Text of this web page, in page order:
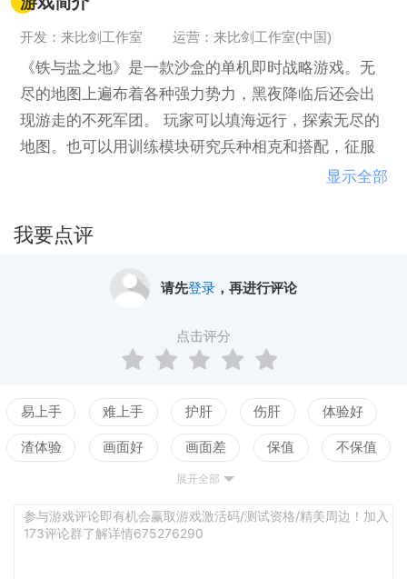
开发：来比剑工作室 运营：来比剑工作室(中国)
《铁与盐之地》是一款沙盒的单机即时战略游戏。无
尽的地图上遍布着各种强力势力，黑夜降临后还会出
现游走的不死军团。 玩家可以填海远行，探索无尽的
地图。也可以用训练模块研究兵种相克和搭配，征服
各种势力，歼灭黑暗中的不死军团，完成各种成就。
显示全部
我要点评
请先登录，再进行评论
点击评分
易上手 难上手 护肝 伤肝 体验好
渣体验 画面好 画面差 保值 不保值
测试
展开全部
参与游戏评论即有机会赢取游戏激活码/测试资格/精美周边！加入
173评论群了解详情675276290